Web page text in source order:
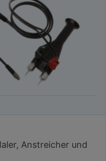
Anstreicher und